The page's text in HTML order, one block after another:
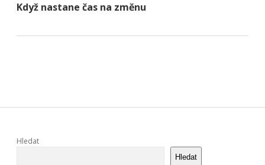
Když nastane čas na změnu
Sidebar
Hledat
Hledat